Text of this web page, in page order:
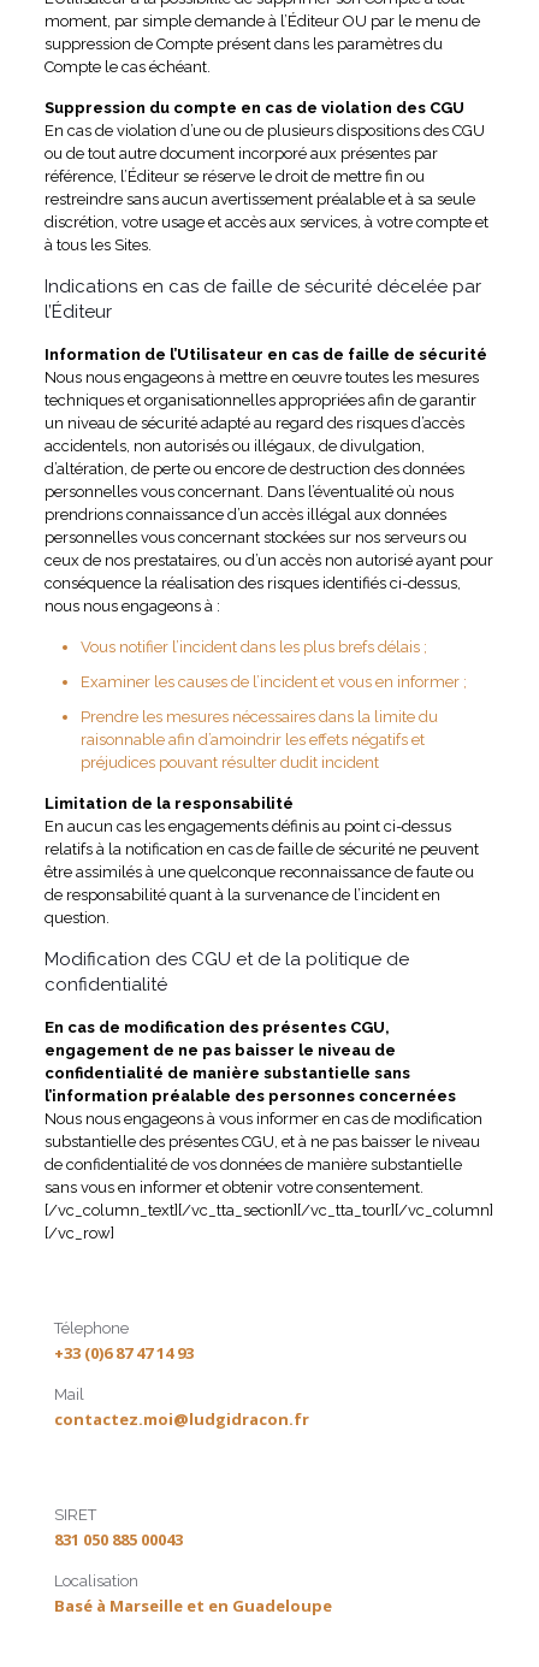
moment, par simple demande à l’Éditeur OU par le menu de
suppression de Compte présent dans les paramètres du
Compte le cas échéant.
Suppression du compte en cas de violation des CGU
En cas de violation d’une ou de plusieurs dispositions des CGU
ou de tout autre document incorporé aux présentes par
référence, l’Éditeur se réserve le droit de mettre fin ou
restreindre sans aucun avertissement préalable et à sa seule
discrétion, votre usage et accès aux services, à votre compte et
à tous les Sites.
Indications en cas de faille de sécurité décelée par
l’Éditeur
Information de l’Utilisateur en cas de faille de sécurité
Nous nous engageons à mettre en oeuvre toutes les mesures
techniques et organisationnelles appropriées afin de garantir
un niveau de sécurité adapté au regard des risques d’accès
accidentels, non autorisés ou illégaux, de divulgation,
d’altération, de perte ou encore de destruction des données
personnelles vous concernant. Dans l’éventualité où nous
prendrions connaissance d’un accès illégal aux données
personnelles vous concernant stockées sur nos serveurs ou
ceux de nos prestataires, ou d’un accès non autorisé ayant pour
conséquence la réalisation des risques identifiés ci-dessus,
nous nous engageons à :
Vous notifier l’incident dans les plus brefs délais ;
Examiner les causes de l’incident et vous en informer ;
Prendre les mesures nécessaires dans la limite du
raisonnable afin d’amoindrir les effets négatifs et
préjudices pouvant résulter dudit incident
Limitation de la responsabilité
En aucun cas les engagements définis au point ci-dessus
relatifs à la notification en cas de faille de sécurité ne peuvent
être assimilés à une quelconque reconnaissance de faute ou
de responsabilité quant à la survenance de l’incident en
question.
Modification des CGU et de la politique de
confidentialité
En cas de modification des présentes CGU,
engagement de ne pas baisser le niveau de
confidentialité de manière substantielle sans
l’information préalable des personnes concernées
Nous nous engageons à vous informer en cas de modification
substantielle des présentes CGU, et à ne pas baisser le niveau
de confidentialité de vos données de manière substantielle
sans vous en informer et obtenir votre consentement.
[/vc_column_text][/vc_tta_section][/vc_tta_tour][/vc_column]
[/vc_row]
Télephone
+33 (0)6 87 47 14 93
Mail
contactez.moi@ludgidracon.fr
SIRET
831 050 885 00043
Localisation
Basé à Marseille et en Guadeloupe